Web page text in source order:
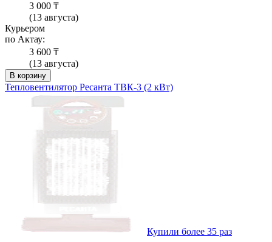
3 000 ₸
(13 августа)
Курьером
по Актау:
3 600 ₸
(13 августа)
В корзину
Тепловентилятор Ресанта ТВК-3 (2 кВт)
Купили более 35 раз